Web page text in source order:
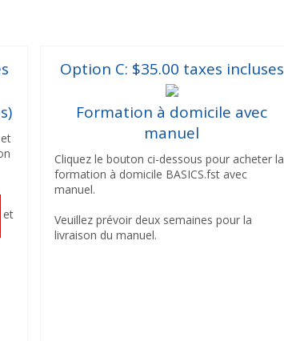
et
Option C: $35.00 taxes incluses
Formation à domicile avec
manuel
Cliquez le bouton ci-dessous pour acheter la
formation à domicile BASICS.fst avec
manuel.
Veuillez prévoir deux semaines pour la
livraison du manuel.